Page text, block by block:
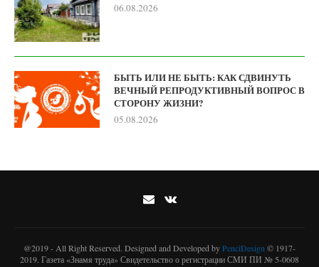
06.08.2026
БЫТЬ ИЛИ НЕ БЫТЬ: КАК СДВИНУТЬ
ВЕЧНЫЙ РЕПРОДУКТИВНЫЙ ВОПРОС В
СТОРОНУ ЖИЗНИ?
05.08.2026
@2019 - All Right Reserved. Designed and Developed byPenciDesign © 1917-
2019. Газета «Знамя труда» Свидетельство о регистрации СМИ ПИ № 5-0608